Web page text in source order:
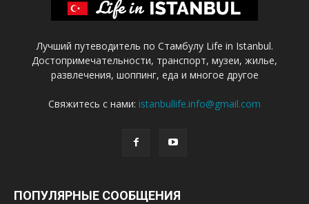
Лучший путеводитель по Стамбулу Life in Istanbul.
Достопримечательности, транспорт, музеи, жилье,
развлечения, шоппинг, еда и многое другое
Свяжитесь с нами: istanbullife.info@gmail.com
ПОПУЛЯРНЫЕ СООБЩЕНИЯ